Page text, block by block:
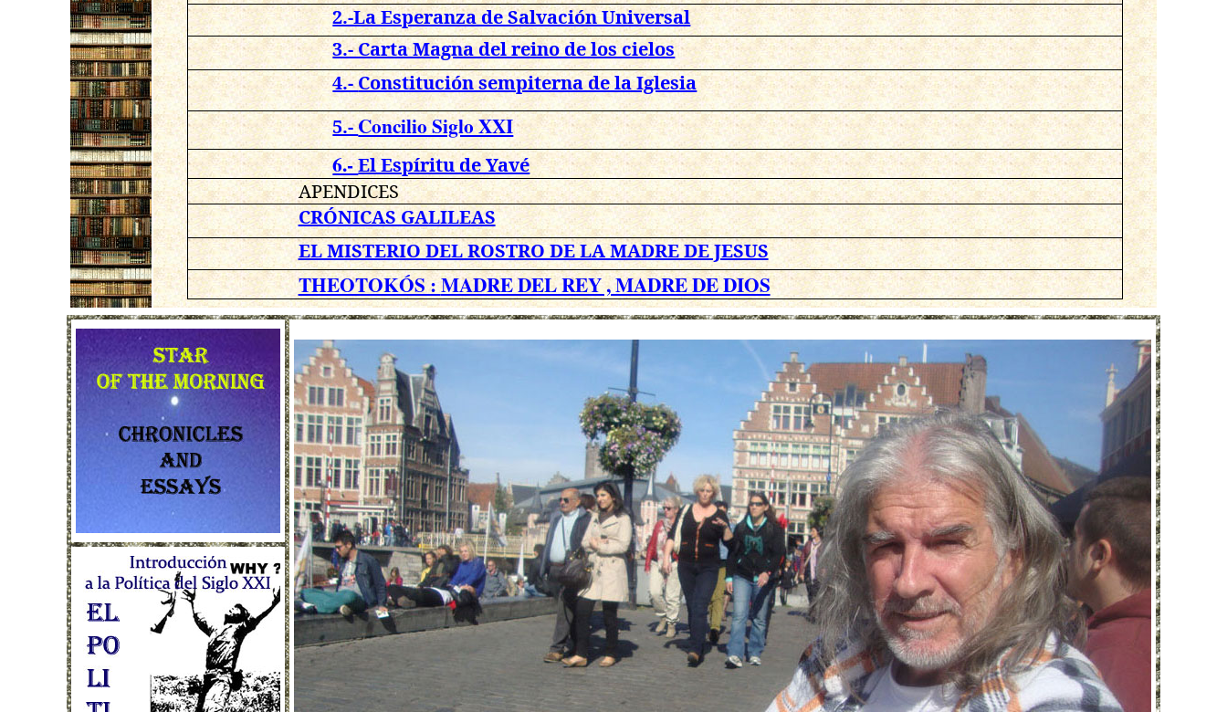
2.-La Esperanza de Salvación Universal
3.- Carta Magna del reino de los cielos
4.-Constitución sempiterna de la Iglesia
5.-Concilio Siglo XXI
6.-El Espíritu de Yavé
APENDICES
CRÓNICAS GALILEAS
EL MISTERIO DEL ROSTRO DE LA MADRE DE JESUS
THEOTOKÓS :MADRE DEL REY , MADRE DE DIOS